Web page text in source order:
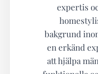
expertis
bakgrund
en erkänd
att hjälpa